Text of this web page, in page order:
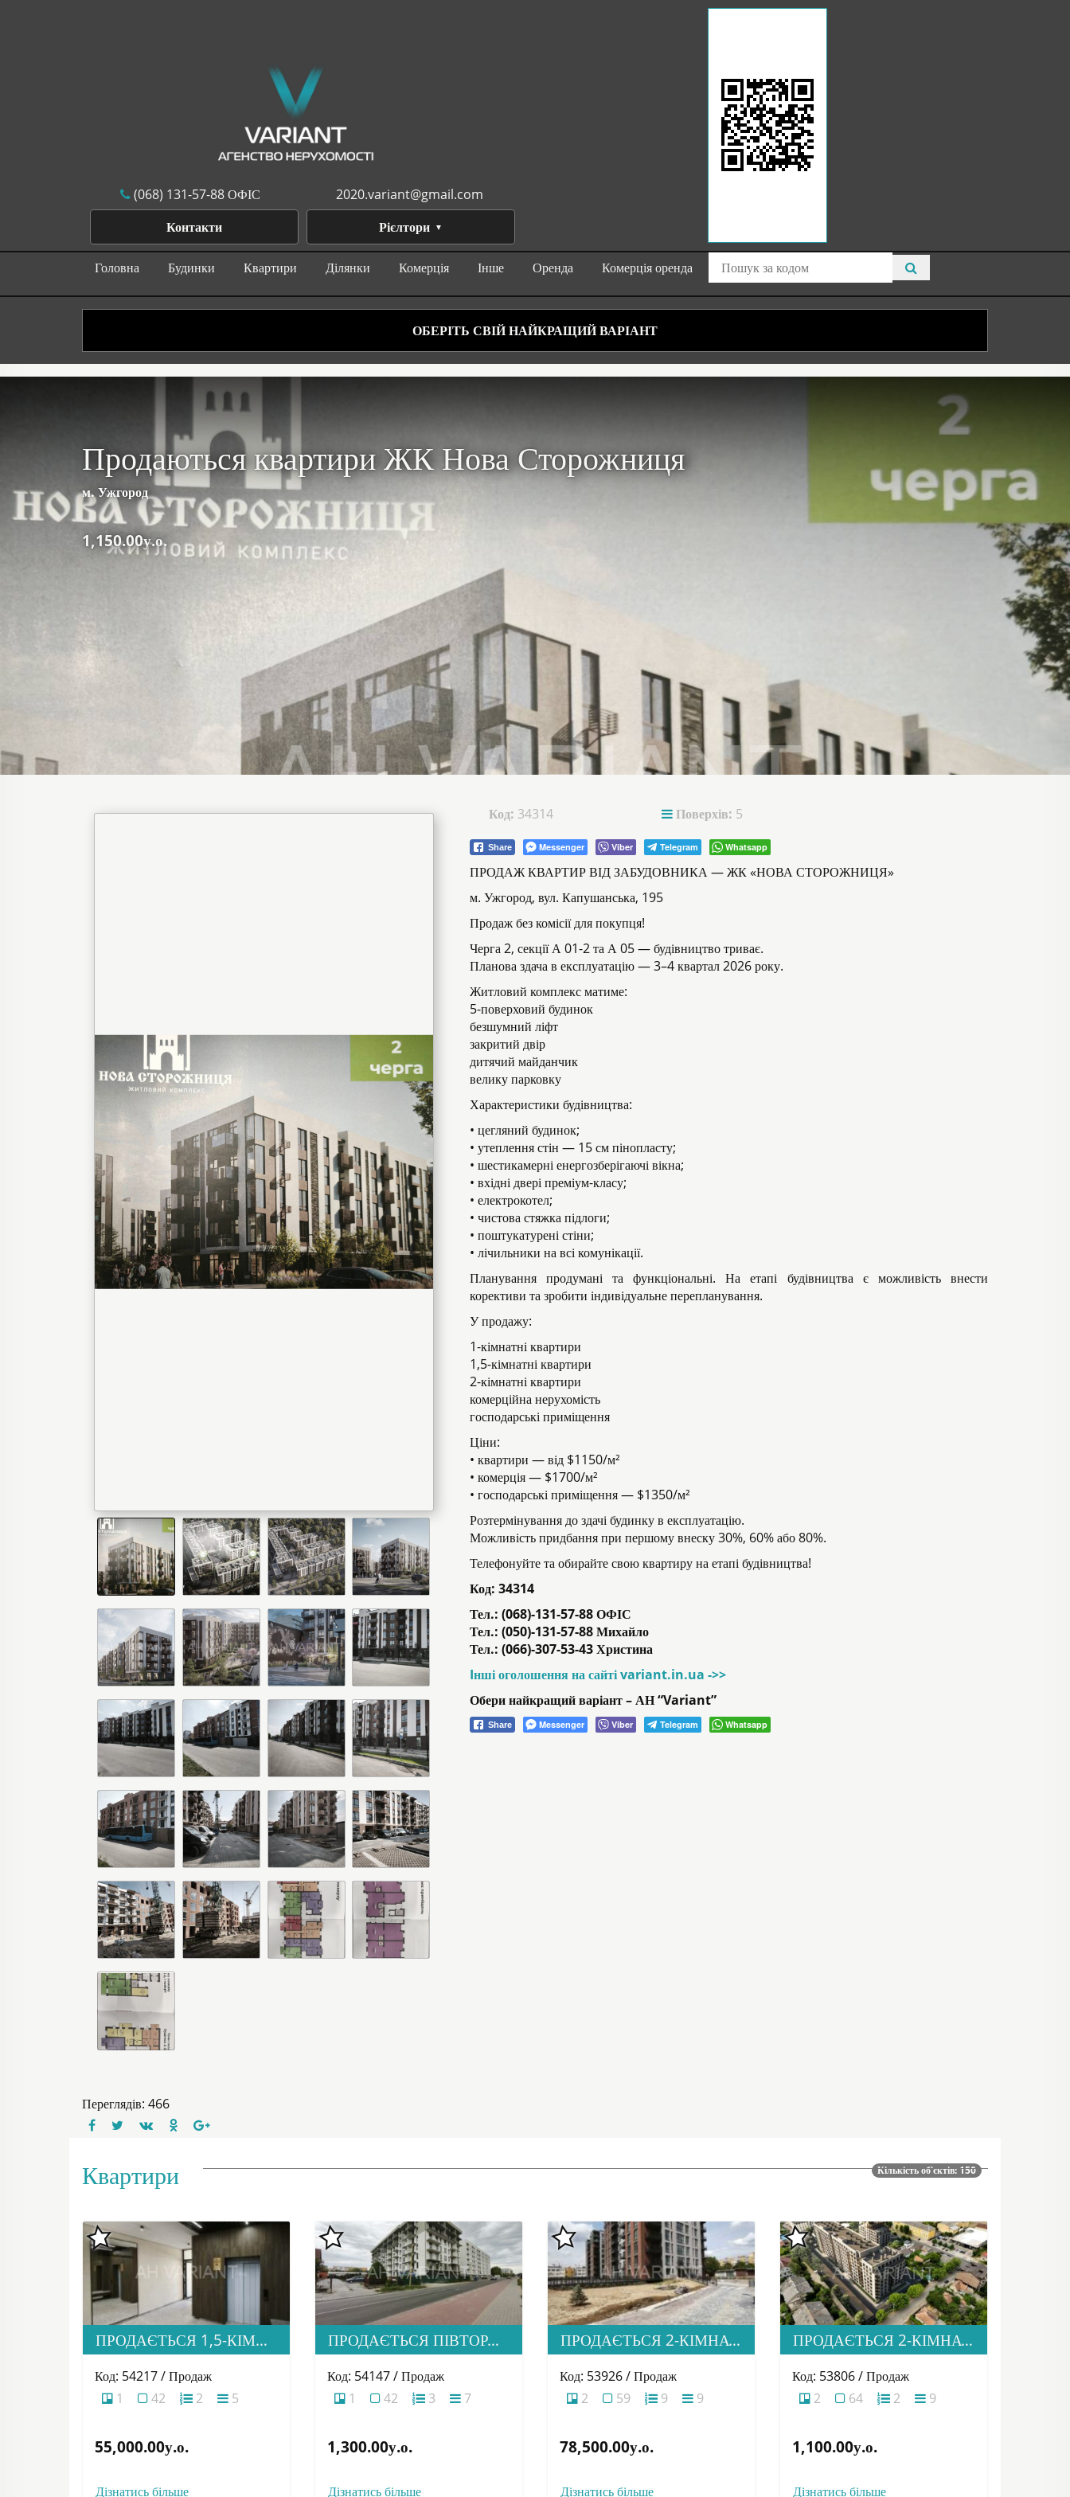
(068) 131-57-88 ОФІС
2020.variant@gmail.com
Контакти
Рієлтори
Головна Будинки Квартири Ділянки Комерція Інше Оренда Комерція оренда
ОБЕРІТЬ СВІЙ НАЙКРАЩИЙ ВАРІАНТ
Продаються квартири ЖК Нова Сторожниця
м. Ужгород
1,150.00у.о.
Код: 34314 Поверхів: 5
Share Messenger Viber Telegram Whatsapp
ПРОДАЖ КВАРТИР ВІД ЗАБУДОВНИКА — ЖК «НОВА СТОРОЖНИЦЯ»
м. Ужгород, вул. Капушанська, 195
Продаж без комісії для покупця!
Черга 2, секції А 01-2 та А 05 — будівництво триває.
Планова здача в експлуатацію — 3–4 квартал 2026 року.
Житловий комплекс матиме:
5-поверховий будинок
безшумний ліфт
закритий двір
дитячий майданчик
велику парковку
Характеристики будівництва:
• цегляний будинок;
• утеплення стін — 15 см пінопласту;
• шестикамерні енергозберігаючі вікна;
• вхідні двері преміум-класу;
• електрокотел;
• чистова стяжка підлоги;
• поштукатурені стіни;
• лічильники на всі комунікації.
Планування продумані та функціональні. На етапі будівництва є можливість внести
корективи та зробити індивідуальне перепланування.
У продажу:
1-кімнатні квартири
1,5-кімнатні квартири
2-кімнатні квартири
комерційна нерухомість
господарські приміщення
Ціни:
• квартири — від $1150/м²
• комерція — $1700/м²
• господарські приміщення — $1350/м²
Розтермінування до здачі будинку в експлуатацію.
Можливість придбання при першому внеску 30%, 60% або 80%.
Телефонуйте та обирайте свою квартиру на етапі будівництва!
Код: 34314
Тел.: (068)-131-57-88 ОФІС
Тел.: (050)-131-57-88 Михайло
Тел.: (066)-307-53-43 Христина
Iнші оголошення на сайті variant.in.ua ->>
Обери найкращий варіант – АН “Variant”
Share Messenger Viber Telegram Whatsapp
Переглядів: 466
Квартири Кількість об'єктів: 150
ПРОДАЄТЬСЯ 1,5-КІМНАТНА КВАРТИРА В НОВОБУДОВІ ЖК «ЗАГОРСЬКА»
Код: 54217 / Продаж
1
42 2 5
55,000.00у.о.
Дізнатись більше
ПРОДАЄТЬСЯ ПІВТОРАШКА (1.5) КВАРТИРА З ІДЕАЛЬНОЮ ЛОКАЦІЄЮ, ЖК HOME
Код: 54147 / Продаж
1
42 3 7
1,300.00у.о.
Дізнатись більше
ПРОДАЄТЬСЯ 2-КІМНАТНА КВАРТИРА В М. УЖГОРОД, ВУЛ. ТЛЕХАСА 19, ЖК “WEST TOWERS”
Код: 53926 / Продаж
2
59 9 9
78,500.00у.о.
Дізнатись більше
ПРОДАЄТЬСЯ 2-КІМНАТНА КВАРТИРА В НОВОМУ ЖК “ДІМ ДРУГЕТІВ”
Код: 53806 / Продаж
2
64 2 9
1,100.00у.о.
Дізнатись більше